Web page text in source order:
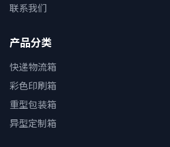
联系我们
产品分类
快递物流箱
彩色印刷箱
重型包装箱
异型定制箱